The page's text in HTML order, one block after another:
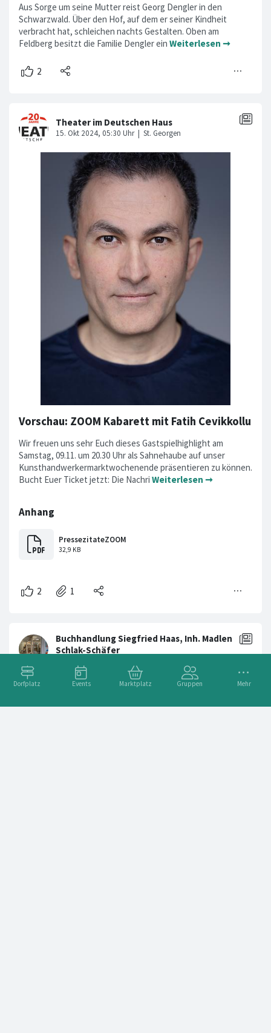
Dorfplatz Events Marktplatz Gruppen Mehr
Aus Sorge um seine Mutter reist Georg Dengler in den
Schwarzwald. Über den Hof, auf dem er seiner Kindheit
verbracht hat, schleichen nachts Gestalten. Oben am
Feldberg besitzt die Familie Dengler ein Weiterlesen ➞
Vorschau: ZOOM Kabarett mit Fatih Cevikkollu
Wir freuen uns sehr Euch dieses Gastspielhighlight am
Samstag, 09.11. um 20.30 Uhr als Sahnehaube auf unser
Kunsthandwerkermarktwochenende präsentieren zu können.
Bucht Euer Ticket jetzt: Die Nachri Weiterlesen ➞